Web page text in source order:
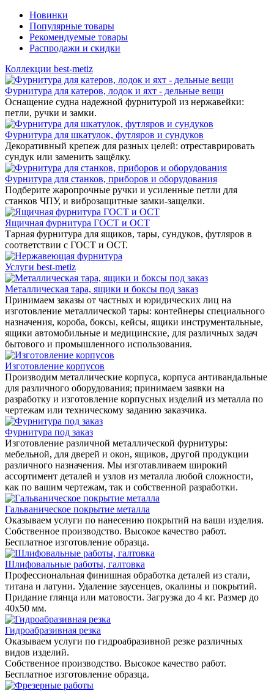
Новинки
Популярные товары
Рекомендуемые товары
Распродажи и скидки
Коллекции best-metiz
Фурнитура для катеров, лодок и яхт - дельные вещи
Оснащение судна надежной фурнитурой из нержавейки:
петли, ручки и замки.
Фурнитура для шкатулок, футляров и сундуков
Декоративный крепеж для разных целей: отреставрировать
сундук или заменить защёлку.
Фурнитура для станков, приборов и оборудования
Подберите жаропрочные ручки и усиленные петли для
станков ЧПУ, и виброзащитные замки-защелки.
Ящичная фурнитура ГОСТ и ОСТ
Тарная фурнитура для ящиков, тары, сундуков, футляров в
соответствии с ГОСТ и ОСТ.
Услуги best-metiz
Металлическая тара, ящики и боксы под заказ
Принимаем заказы от частных и юридических лиц на
изготовление металлической тары: контейнеры специального
назначения, короба, боксы, кейсы, ящики инструментальные,
ящики автомобильные и медицинские, для различных задач
бытового и промышленного использования.
Изготовление корпусов
Производим металлические корпуса, корпуса антивандальные
для различного оборудования; принимаем заявки на
разработку и изготовление корпусных изделий из металла по
чертежам или техническому заданию заказчика.
Фурнитура под заказ
Изготовление различной металлической фурнитуры:
мебельной, для дверей и окон, ящиков, другой продукции
различного назначения. Мы изготавливаем широкий
ассортимент деталей и узлов из металла любой сложности,
как по вашим чертежам, так и собственной разработки.
Гальваническое покрытие металла
Оказываем услуги по нанесению покрытий на ваши изделия.
Собственное производство. Высокое качество работ.
Бесплатное изготовление образца.
Шлифовальные работы, галтовка
Профессиональная финишная обработка деталей из стали,
титана и латуни. Удаление заусенцев, окалины и покрытий.
Придание глянца или матовости. Загрузка до 4 кг. Размер до
40х50 мм.
Гидроабразивная резка
Оказываем услуги по гидроабразивной резке различных
видов изделий.
Собственное производство. Высокое качество работ.
Бесплатное изготовление образца.